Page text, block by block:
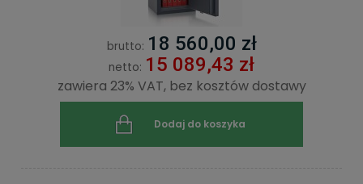
brutto: 18 560,00 zł
netto: 15 089,43 zł
zawiera 23% VAT, bez kosztów dostawy
Dodaj do koszyka